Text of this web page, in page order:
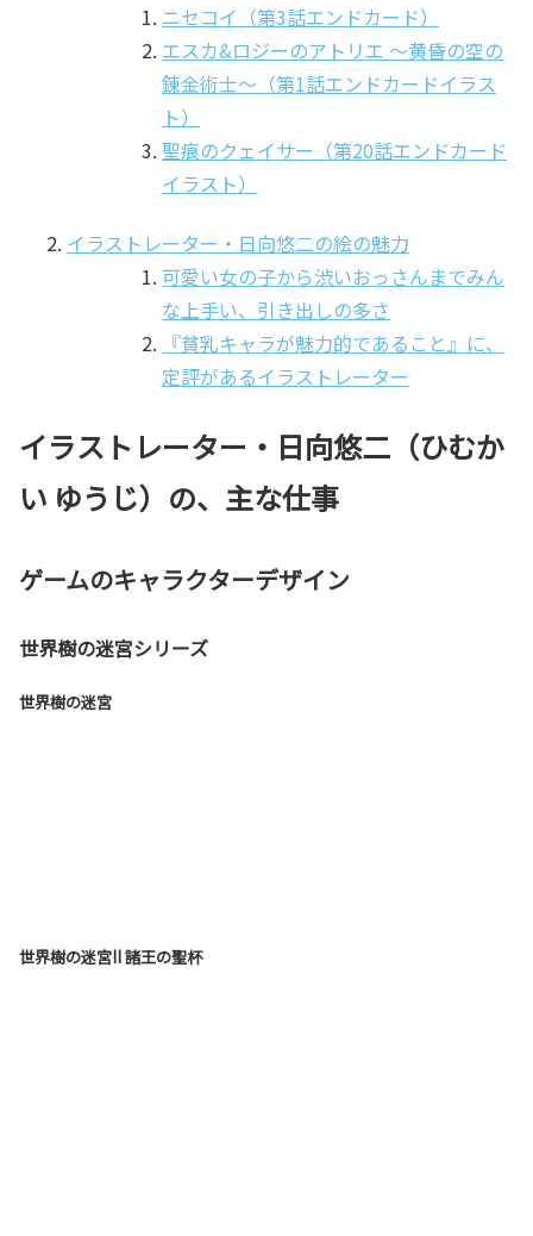
ニセコイ（第3話エンドカード）
エスカ&ロジーのアトリエ 〜黄昏の空の
錬金術士〜（第1話エンドカードイラス
ト）
聖痕のクェイサー（第20話エンドカード
イラスト）
イラストレーター・日向悠二の絵の魅力
可愛い女の子から渋いおっさんまでみん
な上手い、引き出しの多さ
『貧乳キャラが魅力的であること』に、
定評があるイラストレーター
イラストレーター・日向悠二（ひむか
い ゆうじ）の、主な仕事
ゲームのキャラクターデザイン
世界樹の迷宮シリーズ
世界樹の迷宮
世界樹の迷宮II 諸王の聖杯